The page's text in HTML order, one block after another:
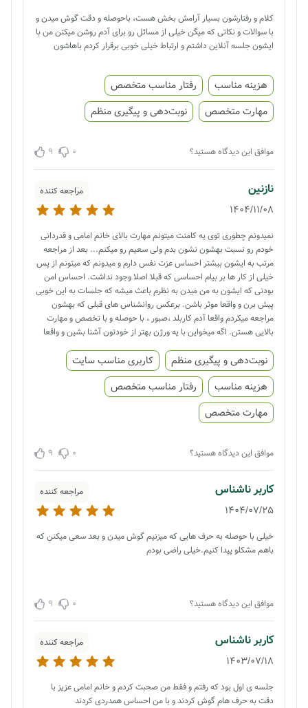
کلام و رفتارشون بسیار آرامش بخش هست، باحوصله و دقت گوش میدن و
با سوالات و نکاتی که میگن خیلی از مسائل رو برای آدم روشن میکنن من با
ایشون جلسه آنلاین داشتم و ارتباط خیلی خوبی برقرار کردم باهاشون
هزینه مناسب
رفتار مناسب متخصص
مهارت متخصص
نوبت‌دهی و پیگیری منظم
موافق این دیدگاه هستید؟ 0
9
نازنین مراجعه کننده
1404/11/08
نمیدونم چطوری توی یه کامنت میتونم مهارت بالای خانم امامی و قدردانی
خودم رو نسبت بهشون نشون بدم ولی سعیم رو میکنم... بعد از مراجعه
مرتب به ایشون بیشتر احساس عزت نفس دارم و میدونم که میتونم از پس
خیلی از کار ها بر بیام احساسی که قبلا اصلا وجود نداشت. احساس امن
بودنی که ایشون به من میدن به نظرم باعث میشه که جلسات به این خوبی
پیش برن و واقعا موثر باشن. برعکس روانشناس های قبلی که بهشون
مراجعه میکردم واقعا آدم کاربلد ،صبور ، با حوصله و با تخصص و مهارت
بالایی هستن. اگه میخواین با یه ورژن بهتر از خودتون آشنا بشین و واقعا
نوبت‌دهی و پیگیری منظم
کاربری مناسب سایت
هزینه مناسب
رفتار مناسب متخصص
مهارت متخصص
موافق این دیدگاه هستید؟ 0
9
کاربر ناشناس مراجعه کننده
1404/07/25
خیلی با حوصله به حرف هایی که میزنیم گوش میدن و بعد سعی میکنن که
باهم مشکلو پیدا کنیم.خیلی راضی بودم
موافق این دیدگاه هستید؟ 0
9
کاربر ناشناس مراجعه کننده
1403/07/18
جلسه ی اول بود که رفتم و فقط من صحبت کردم و خانم امامی عزیز با
دقت به حرف هام گوش کردند و با من احساس همدردی کردند